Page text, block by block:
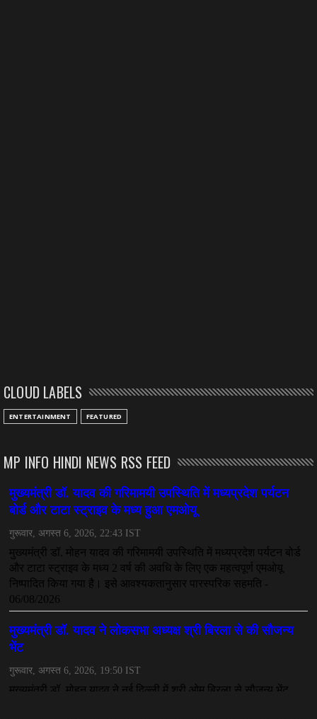
CLOUD LABELS
ENTERTAINMENT FEATURED
MP INFO HINDI NEWS RSS FEED